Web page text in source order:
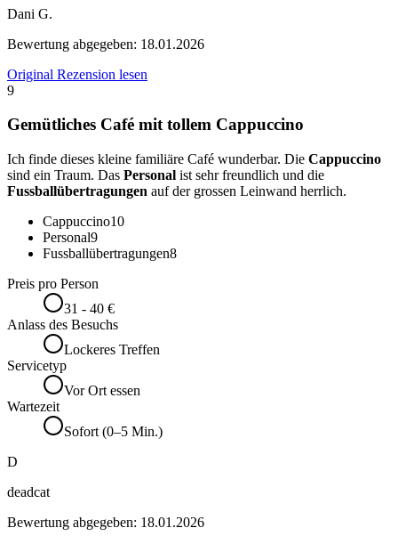
Dani G.
Bewertung abgegeben: 18.01.2026
Original Rezension lesen
9
Gemütliches Café mit tollem Cappuccino
Ich finde dieses kleine familiäre Café wunderbar. Die Cappuccino
sind ein Traum. Das Personal ist sehr freundlich und die
Fussballübertragungen auf der grossen Leinwand herrlich.
Cappuccino10
Personal9
Fussballübertragungen8
Preis pro Person
31 - 40 €
Anlass des Besuchs
Lockeres Treffen
Servicetyp
Vor Ort essen
Wartezeit
Sofort (0–5 Min.)
D
deadcat
Bewertung abgegeben: 18.01.2026